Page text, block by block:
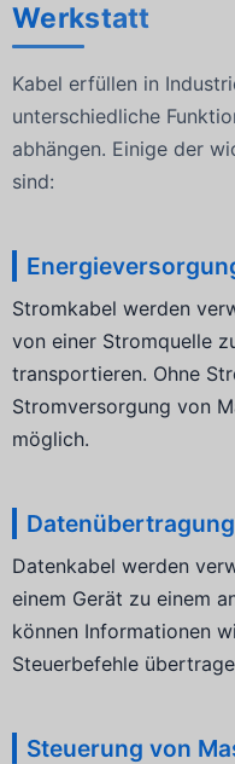
Werkstatt
Kabel erfüllen in
unterschiedliche
abhängen. Einige der
sind:
Stromkabel werden
von einer Stromquelle
transportieren. Ohne
Stromversorgung von
möglich.
Datenübertragung
Datenkabel werden
einem Gerät zu einem
können Informationen
Steuerbefehle
Steuerung von